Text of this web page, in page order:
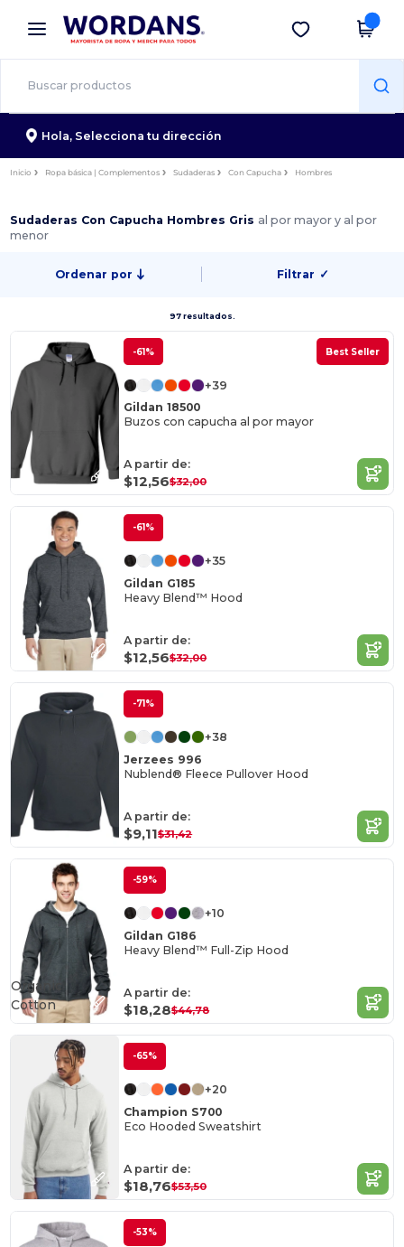
× App de Wordans
¡Mejores precios en app!
Descargar app
Hola, Selecciona tu dirección
Inicio Ropa básica | Complementos Sudaderas Con Capucha Hombres
Sudaderas Con Capucha Hombres Gris al por mayor y al por
menor
Ordenar por Filtrar ✓
97 resultados.
-61% Best Seller
+39
Gildan 18500
Buzos con capucha al por mayor
A partir de:
$12,56$32,00
-61%
+35
Gildan G185
Heavy Blend™ Hood
A partir de:
$12,56$32,00
-71%
+38
Jerzees 996
Nublend® Fleece Pullover Hood
A partir de:
$9,11$31,42
-59%
+10
Gildan G186
Heavy Blend™ Full-Zip Hood
A partir de:
$18,28$44,78
Organic
Cotton
-65%
+20
Champion S700
Eco Hooded Sweatshirt
A partir de:
$18,76$53,50
-53%